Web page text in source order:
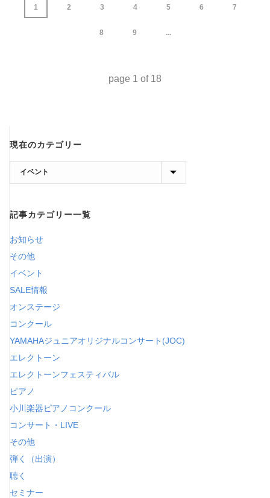
1 2 3 4 5 6 7
8 9 ...
page 1 of 18
現在のカテゴリー
在
カ
ゴ
リ
ー
記事カテゴリー一覧
お知らせ
その他
イベント
SALE情報
オンステージ
コンクール
YAMAHAジュニアオリジナルコンサート(JOC)
エレクトーン
エレクトーンフェスティバル
ピアノ
小川楽器ピアノコンクール
コンサート・LIVE
その他
弾く（出演）
聴く
セミナー